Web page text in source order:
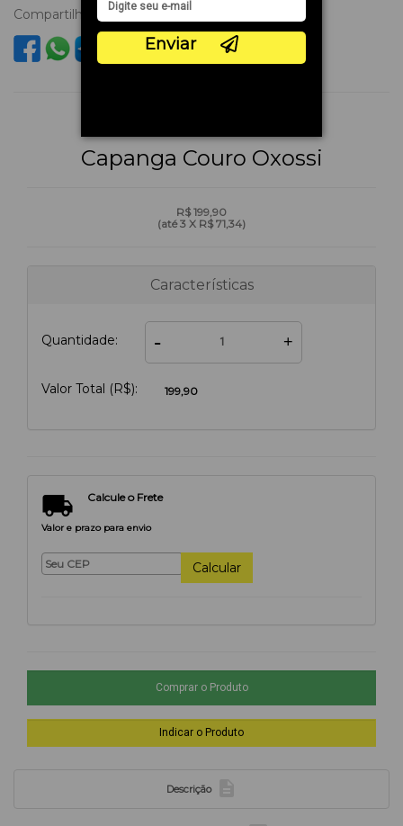
Compartilhe
Capanga Couro Oxossi
R$ 199,90
(até3 X R$ 71,34)
Características
Quantidade: - +
Valor Total (R$): 199,90
 Calcule o Frete
Valor e prazo para envio
Calcular
Descrição